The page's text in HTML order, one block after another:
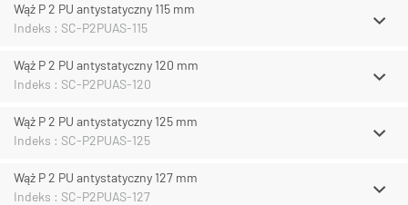
Wąż P 2 PU antystatyczny 115 mm
Indeks : SC-P2PUAS-115
Wąż P 2 PU antystatyczny 120 mm
Indeks : SC-P2PUAS-120
Wąż P 2 PU antystatyczny 125 mm
Indeks : SC-P2PUAS-125
Wąż P 2 PU antystatyczny 127 mm
Indeks : SC-P2PUAS-127